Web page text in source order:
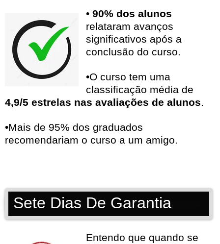
• 90% dos alunos
relataram avanços
significativos após a
conclusão do curso.
•O curso tem uma
classificação média de
4,9/5 estrelas nas avaliações de alunos.
•Mais de 95% dos graduados
recomendariam o curso a um amigo.
Sete Dias De Garantia
Entendo que quando se